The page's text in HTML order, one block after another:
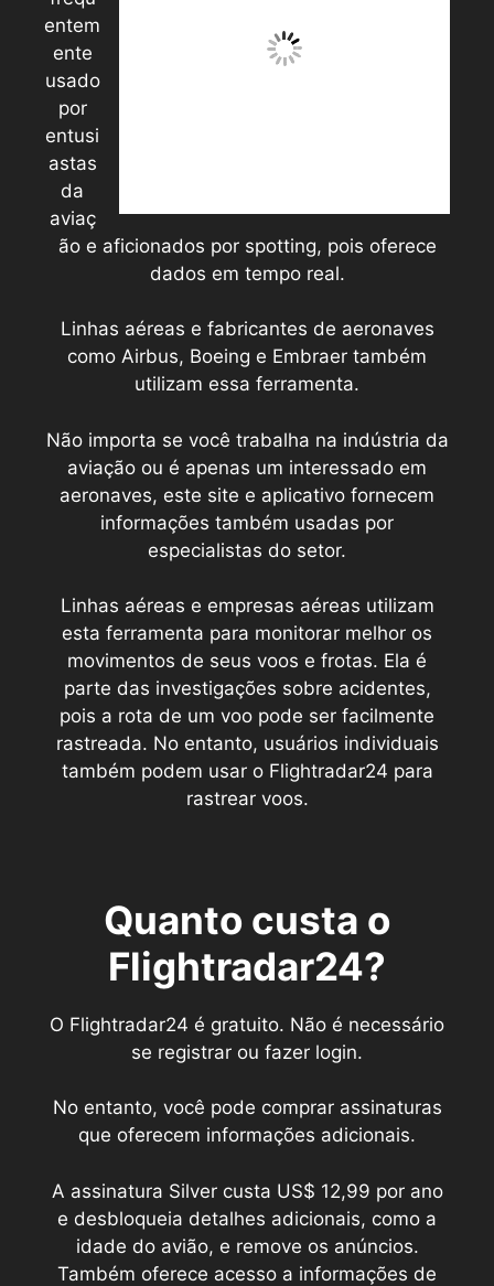
entem
ente
usado
por
entusi
astas
da
aviaç
ão e aficionados por spotting, pois oferece
dados em tempo real.
Linhas aéreas e fabricantes de aeronaves
como Airbus, Boeing e Embraer também
utilizam essa ferramenta.
Não importa se você trabalha na indústria da
aviação ou é apenas um interessado em
aeronaves, este site e aplicativo fornecem
informações também usadas por
especialistas do setor.
Linhas aéreas e empresas aéreas utilizam
esta ferramenta para monitorar melhor os
movimentos de seus voos e frotas. Ela é
parte das investigações sobre acidentes,
pois a rota de um voo pode ser facilmente
rastreada. No entanto, usuários individuais
também podem usar o Flightradar24 para
rastrear voos.
Quanto custa o
Flightradar24?
O Flightradar24 é gratuito. Não é necessário
se registrar ou fazer login.
No entanto, você pode comprar assinaturas
que oferecem informações adicionais.
A assinatura Silver custa US$ 12,99 por ano
e desbloqueia detalhes adicionais, como a
idade do avião, e remove os anúncios.
Também oferece acesso a informações de